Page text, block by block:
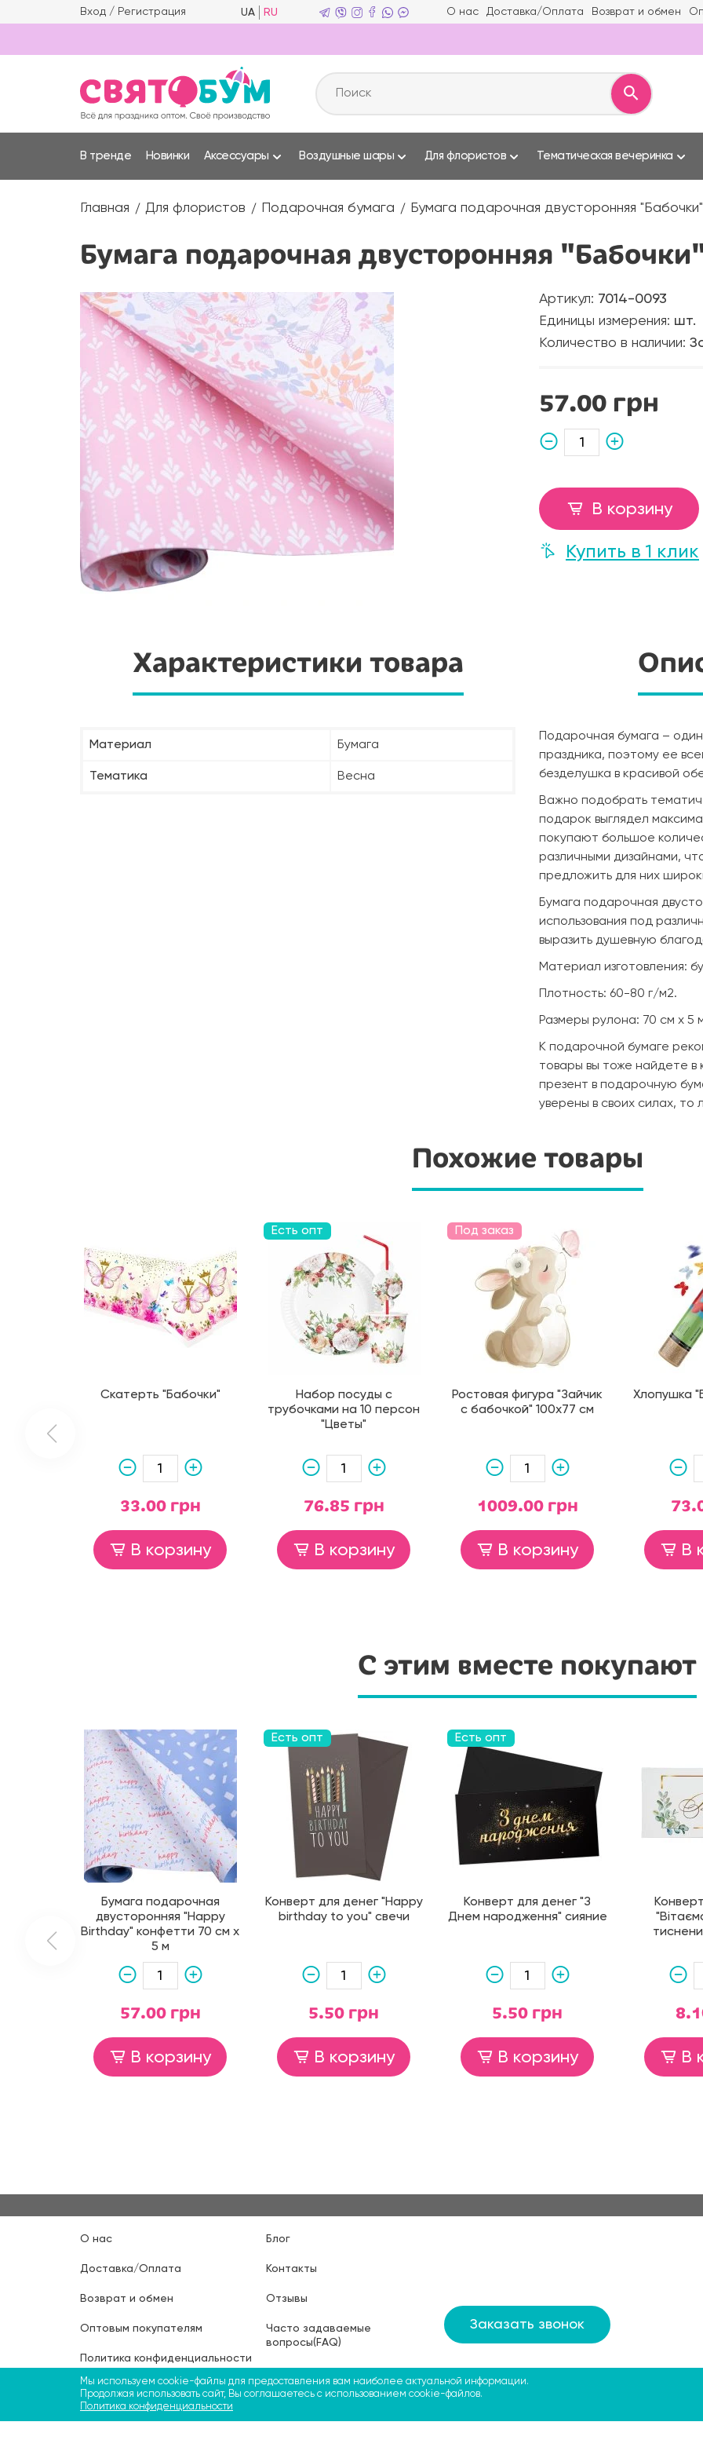
Вход / Регистрация UA RU О нас Доставка/Оплата Возврат и обмен
В тренде Новинки Аксессуары Воздушные шары Для флористов Тематическая вечеринка
Главная Для флористов Подарочная бумага Бумага подарочная двусторонняя
Бумага подарочная двусторонняя
Артикул: 7014-0093
Единицы измерения: шт.
Количество в наличии:
57.00 грн
В корзину
Купить в 1 клик
Характеристики товара
Материал Бумага
Тематика Весна
Подарочная бумага –
праздника, поэтому ее
безделушка в красивой
Важно подобрать
подарок выглядел
покупают большое
различными дизайнами,
предложить для них
Бумага подарочная
использования под
выразить душевную
Материал изготовления:
Плотность: 60-80 г/м2.
Размеры рулона: 70 см х 5
К подарочной бумаге
товары вы тоже найдете в
презент в подарочную
уверены в своих силах,
Похожие товары
Скатерть "Бабочки"
33.00 грн
В корзину
Есть опт
Набор посуды с
трубочками на 10 персон
"Цветы"
76.85 грн
В корзину
Под заказ
Ростовая фигура "Зайчик
с бабочкой" 100х77 см
1009.00 грн
В корзину
Хлопушка
В
С этим вместе покупают
Бумага подарочная
двусторонняя "Happy
Birthday" конфетти 70 см х
5 м
57.00 грн
В корзину
Есть опт
Конверт для денег "Happy
birthday to you" свечи
5.50 грн
В корзину
Есть опт
Конверт для денег "З
Днем народження" сияние
5.50 грн
В корзину В
О нас
Доставка/Оплата
Возврат и обмен
Оптовым покупателям
Политика конфиденциальности
Политика использования
файлов cookie
Блог
Контакты
Отзывы
Часто задаваемые
вопросы(FAQ)
Заказать звонок
Мы используем cookie-файлы для предоставления вам наиболее актуальной информации.
Продолжая использовать сайт, Вы соглашаетесь с использованием cookie-файлов.
Политика конфиденциальности